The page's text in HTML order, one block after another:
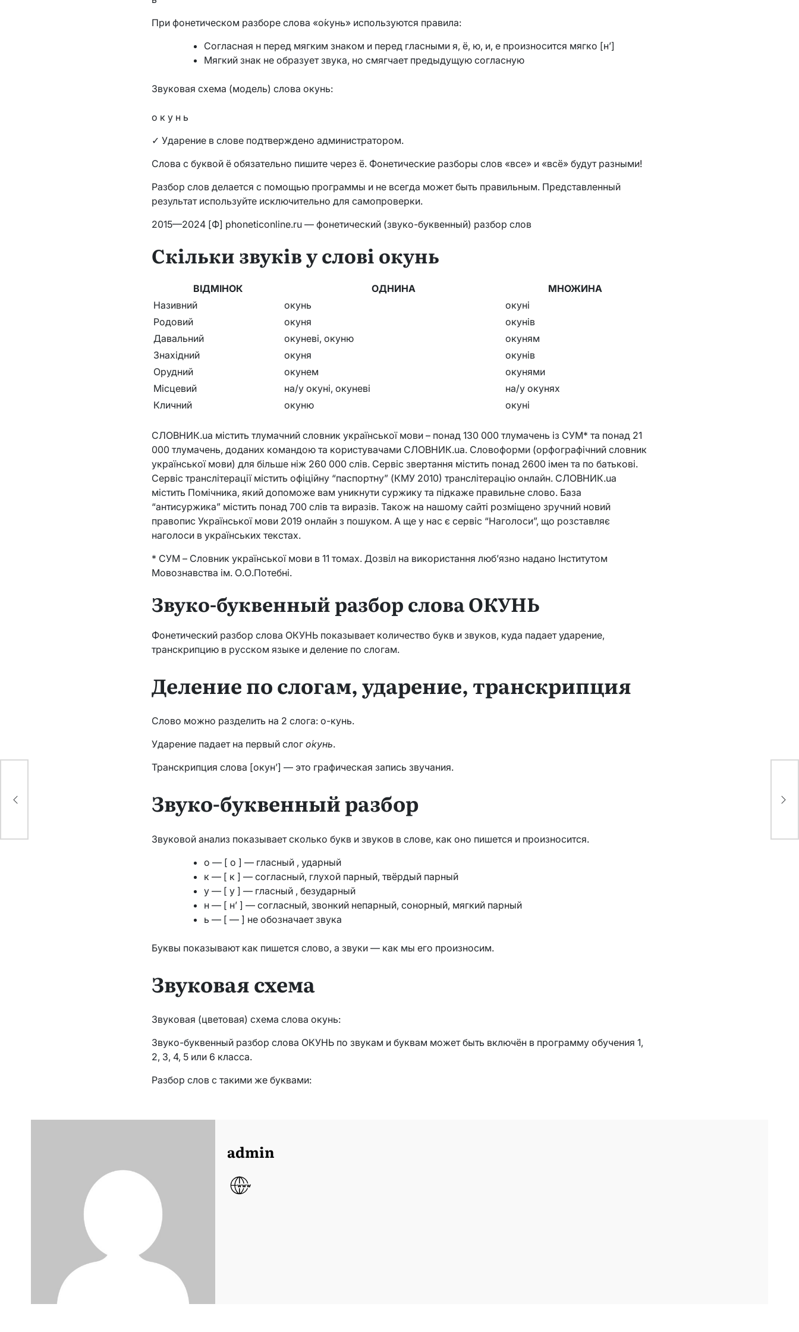
При фонетическом разборе слова «о́кунь» используются правила:
Согласная н перед мягким знаком и перед гласными я, ё, ю, и, е произносится мягко [н’]
Мягкий знак не образует звука, но смягчает предыдущую согласную
Звуковая схема (модель) слова окунь:
о к у н ь
✓ Ударение в слове подтверждено администратором.
Слова с буквой ё обязательно пишите через ё. Фонетические разборы слов «все» и «всё» будут разными!
Разбор слов делается с помощью программы и не всегда может быть правильным. Представленный
результат используйте исключительно для самопроверки.
2015—2024 [Ф] phoneticonline.ru — фонетический (звуко-буквенный) разбор слов
Скільки звуків у слові окунь
ВІДМІНОК ОДНИНА
МНОЖИНА
Називний
окунь
окуні
Родовий
окуня
окунів
Давальний
окуневі, окуню
окуням
Знахідний
окуня
окунів
Орудний
окунем
окунями
Місцевий
на/у окуні, окуневі
на/у окунях
Кличний
окуню окуні
СЛОВНИК.ua містить тлумачний словник української мови – понад 130 000 тлумачень із СУМ* та понад 21
000 тлумачень, доданих командою та користувачами СЛОВНИК.ua. Словоформи (орфографічний словник
української мови) для більше ніж 260 000 слів. Сервіс звертання містить понад 2600 імен та по батькові.
Сервіс транслітерації містить офіційну “паспортну” (КМУ 2010) транслітерацію онлайн. СЛОВНИК.ua
містить Помічника, який допоможе вам уникнути суржику та підкаже правильне слово. База
“антисуржика” містить понад 700 слів та виразів. Також на нашому сайті розміщено зручний новий
правопис Української мови 2019 онлайн з пошуком. А ще у нас є сервіс “Наголоси”, що розставляє
наголоси в українських текстах.
* СУМ – Словник української мови в 11 томах. Дозвіл на використання люб’язно надано Інститутом
Мовознавства ім. О.О.Потебні.
Звуко-буквенный разбор слова ОКУНЬ
Фонетический разбор слова ОКУНЬ показывает количество букв и звуков, куда падает ударение,
транскрипцию в русском языке и деление по слогам.
Деление по слогам, ударение, транскрипция
Слово можно разделить на 2 слога: о-кунь.
Ударение падает на первый слого́кунь.
Транскрипция слова [окун’] — это графическая запись звучания.
Звуко-буквенный разбор
Звуковой анализ показывает сколько букв и звуков в слове, как оно пишется и произносится.
о — [ о ] — гласный , ударный
к — [ к ] — согласный, глухой парный, твёрдый парный
у — [ у ] — гласный , безударный
н — [ н’ ] — согласный, звонкий непарный, сонорный, мягкий парный
ь — [ — ] не обозначает звука
Буквы показывают как пишется слово, а звуки — как мы его произносим.
Звуковая схема
Звуковая (цветовая) схема слова окунь:
Звуко-буквенный разбор слова ОКУНЬ по звукам и буквам может быть включён в программу обучения 1,
2, 3, 4, 5 или 6 класса.
Разбор слов с такими же буквами:
admin